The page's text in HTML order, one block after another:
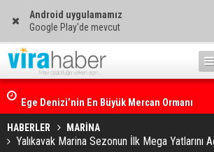
Android uygulamamız
Google Play'de mevcut
Ege Denizi’nin En Büyük Mercan Ormanı
HABERLER MARİNA
Yalıkavak Marina Sezonun İlk Mega Yatlarını